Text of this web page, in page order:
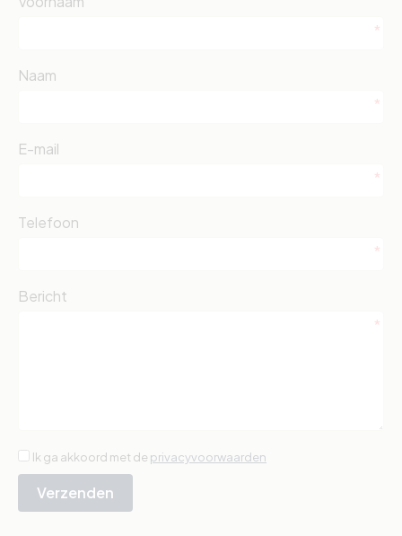
Naam
E-mail
Telefoon
Bericht
Ik ga akkoord met de privacyvoorwaarden
Verzenden